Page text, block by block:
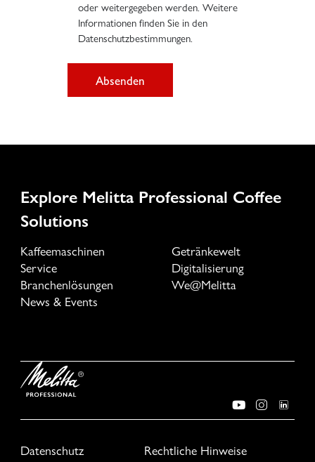
oder weitergegeben werden. Weitere
Informationen finden Sie in den
Datenschutzbestimmungen.
Absenden
Explore Melitta Professional Coffee
Solutions
Kaffeemaschinen
Getränkewelt
Service
Digitalisierung
Branchenlösungen
We@Melitta
News & Events
Datenschutz
Rechtliche Hinweise